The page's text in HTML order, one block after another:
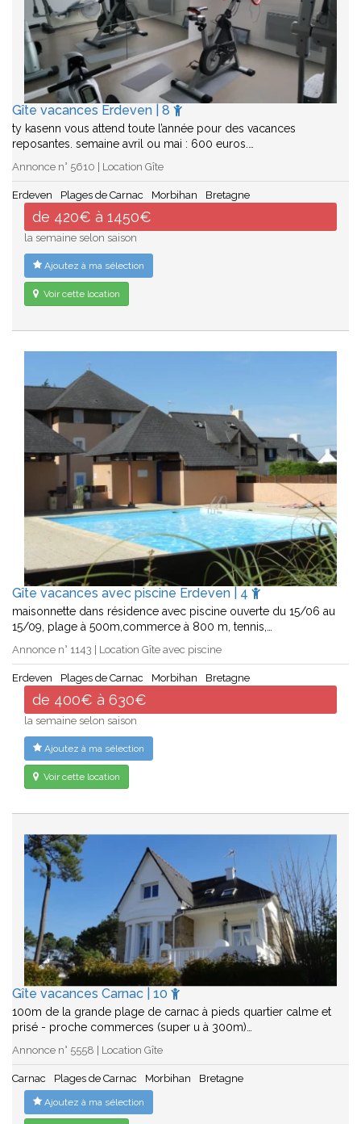
Gîte vacances Erdeven | 8
ty kasenn vous attend toute l’année pour des vacances
reposantes. semaine avril ou mai : 600 euros.…
Annonce n° 5610 | Location Gîte
Erdeven Plages de Carnac Morbihan Bretagne
de 420€ à 1450€
la semaine selon saison
Ajoutez à ma sélection
Voir cette location
Gîte vacances avec piscine Erdeven | 4
maisonnette dans résidence avec piscine ouverte du 15/06 au
15/09, plage à 500m,commerce à 800 m, tennis,…
Annonce n° 1143 | Location Gîte avec piscine
Erdeven Plages de Carnac Morbihan Bretagne
de 400€ à 630€
la semaine selon saison
Ajoutez à ma sélection
Voir cette location
Gîte vacances Carnac | 10
100m de la grande plage de carnac à pieds quartier calme et
prisé - proche commerces (super u à 300m)…
Annonce n° 5558 | Location Gîte
Carnac Plages de Carnac Morbihan Bretagne
Ajoutez à ma sélection